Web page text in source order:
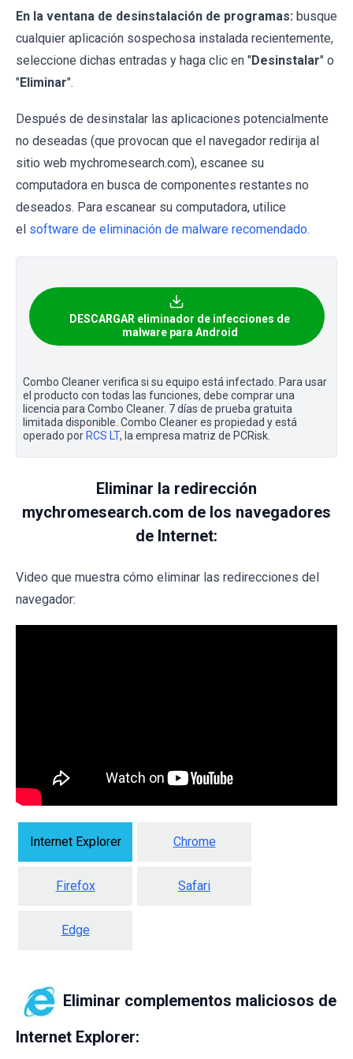
En la ventana de desinstalación de programas: busque
cualquier aplicación sospechosa instalada recientemente,
seleccione dichas entradas y haga clic en "Desinstalar" o
"Eliminar".
Después de desinstalar las aplicaciones potencialmente
no deseadas (que provocan que el navegador redirija al
sitio web mychromesearch.com), escanee su
computadora en busca de componentes restantes no
deseados. Para escanear su computadora, utilice
el software de eliminación de malware recomendado.
DESCARGAR eliminador de infecciones de
malware para Android
Combo Cleaner verifica si su equipo está infectado. Para usar
el producto con todas las funciones, debe comprar una
licencia para Combo Cleaner. 7 días de prueba gratuita
limitada disponible. Combo Cleaner es propiedad y está
operado por RCS LT, la empresa matriz de PCRisk.
Eliminar la redirección
mychromesearch.com de los navegadores
de Internet:
Video que muestra cómo eliminar las redirecciones del
navegador:
Internet Explorer Chrome
Firefox Safari
Edge
Eliminar complementos maliciosos de
Internet Explorer: